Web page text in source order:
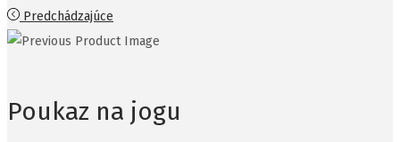
Predchádzajúce
Poukaz na jogu